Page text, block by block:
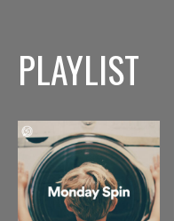
PLAYLIST